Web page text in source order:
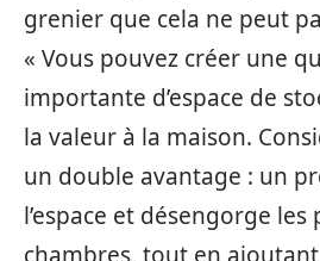
grenier que cela ne peut
« Vous pouvez créer une
importante d’espace de
la valeur à la maison.
un double avantage : un
l’espace et désengorge les